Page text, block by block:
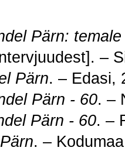
Pärn:
–
Pärn. – Edasi,
Pärn - 60. –
Pärn - 60. –
. –